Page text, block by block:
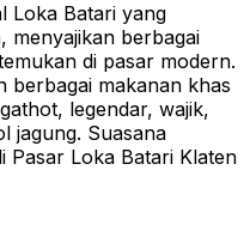
Loka Batari yang
menyajikan berbagai
di pasar modern.
berbagai makanan khas
legendar, wajik,
jagung. Suasana
Pasar Loka Batari Klaten